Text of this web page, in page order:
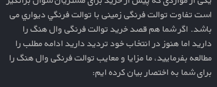
است تفاوت توالت فرنگی زمینی با توالت فرنگي ديواري می
باشد. اگر شما هم قصد خرید توالت فرنگی وال هنگ را
دارید اما هنوز در انتخاب خود تردید دارید ادامه مطلب را
مطالعه بفرمایید، ما مزایا و معایب توالت فرنگی وال هنگ را
برای شما به اختصار بیان کرده ایم: